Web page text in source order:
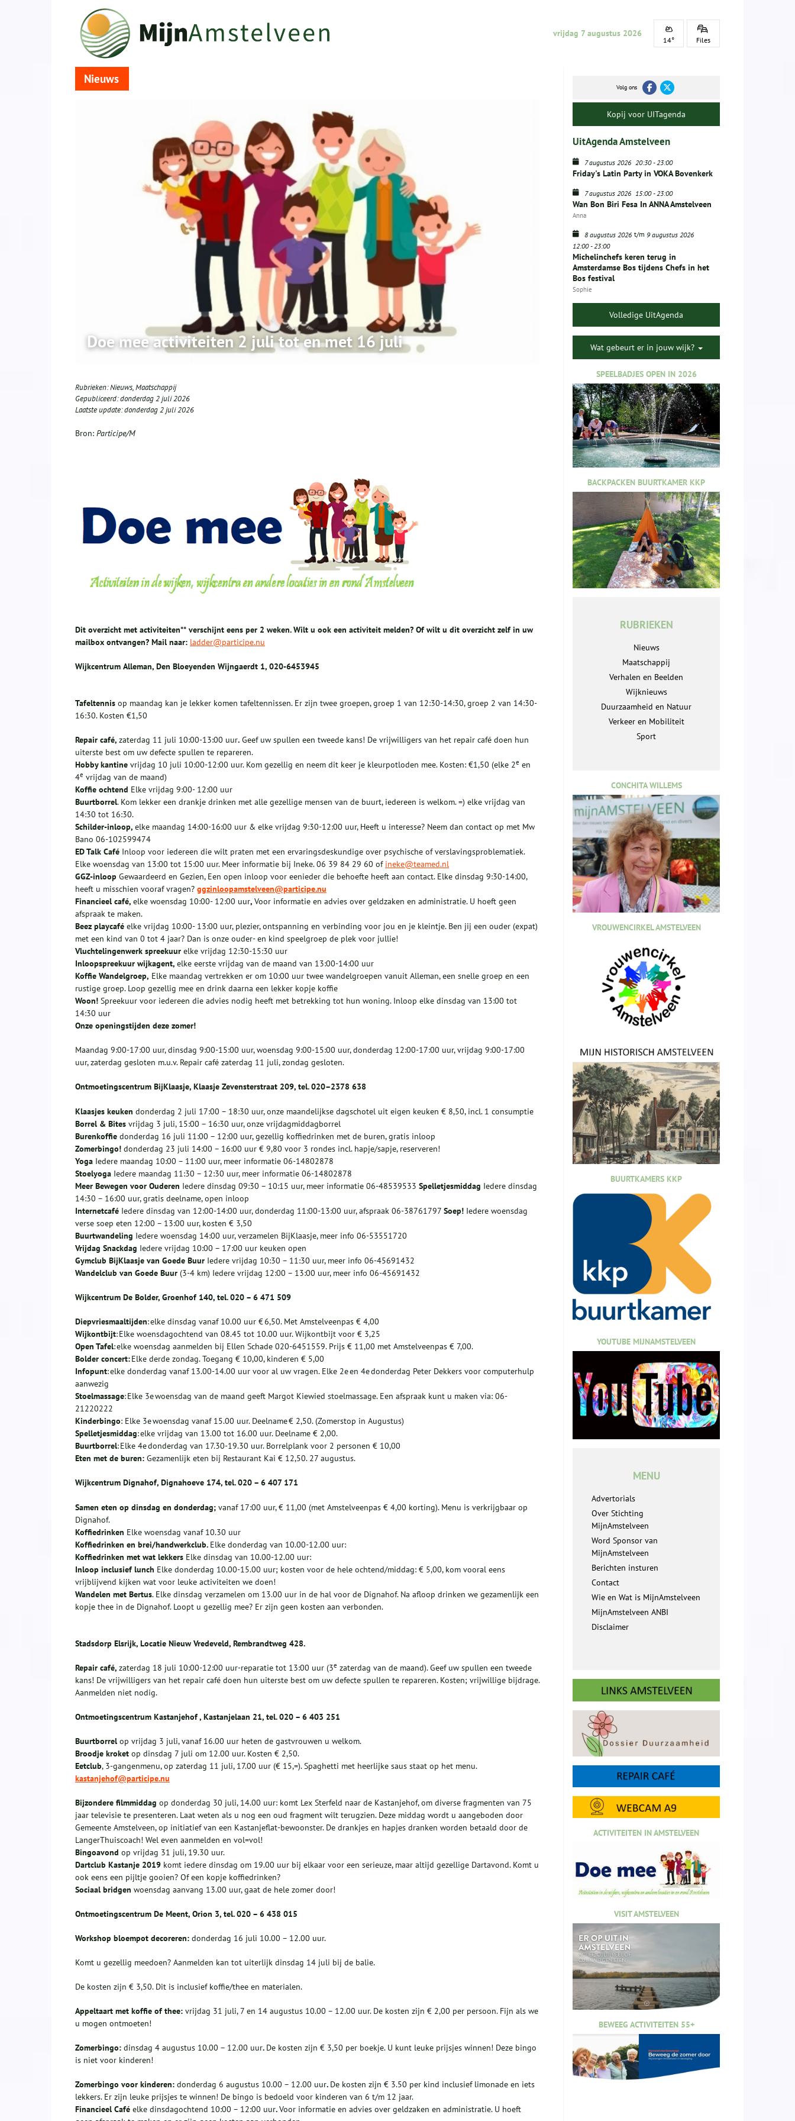
vrijdag 7 augustus 2026
14° Files
Nieuws
Doe mee activiteiten 2 juli tot en met 16 juli
Rubrieken:Nieuws,Maatschappij
Gepubliceerd:donderdag 2 juli 2026
Laatste update:donderdag 2 juli 2026
Bron: Participe/M
Dit overzicht met activiteiten** verschijnt eens per 2 weken. Wilt u ook een activiteit melden? Of wilt u dit overzicht zelf in uw
mailbox ontvangen? Mail naar: ladder@participe.nu
Wijkcentrum Alleman, Den Bloeyenden Wijngaerdt 1, 020-6453945
Tafeltennis op maandag kan je lekker komen tafeltennissen. Er zijn twee groepen, groep 1 van 12:30-14:30, groep 2 van 14:30-
16:30. Kosten €1,50
Repair café, zaterdag 11 juli 10:00-13:00 uur. Geef uw spullen een tweede kans! De vrijwilligers van het repair café doen hun
uiterste best om uw defecte spullen te repareren.
Hobby kantine vrijdag 10 juli 10:00-12:00 uur. Kom gezellig en neem dit keer je kleurpotloden mee. Kosten: €1,50 (elke 2e en
4e vrijdag van de maand)
Koffie ochtend Elke vrijdag 9:00- 12:00 uur
Buurtborrel. Kom lekker een drankje drinken met alle gezellige mensen van de buurt, iedereen is welkom. =) elke vrijdag van
14:30 tot 16:30.
Schilder-inloop, elke maandag 14:00-16:00 uur & elke vrijdag 9:30-12:00 uur, Heeft u interesse? Neem dan contact op met Mw
Bano 06-102599474
ED Talk Café Inloop voor iedereen die wilt praten met een ervaringsdeskundige over psychische of verslavingsproblematiek.
Elke woensdag van 13:00 tot 15:00 uur. Meer informatie bij Ineke. 06 39 84 29 60 of ineke@teamed.nl
GGZ-inloop Gewaardeerd en Gezien, Een open inloop voor eenieder die behoefte heeft aan contact. Elke dinsdag 9:30-14:00,
heeft u misschien vooraf vragen? ggzinloopamstelveen@participe.nu
Financieel café, elke woensdag 10:00- 12:00 uur, Voor informatie en advies over geldzaken en administratie. U hoeft geen
afspraak te maken.
Beez playcafé elke vrijdag 10:00- 13:00 uur, plezier, ontspanning en verbinding voor jou en je kleintje. Ben jij een ouder (expat)
met een kind van 0 tot 4 jaar? Dan is onze ouder- en kind speelgroep de plek voor jullie!
Vluchtelingenwerk spreekuur elke vrijdag 12:30-15:30 uur
Inloopspreekuur wijkagent, elke eerste vrijdag van de maand van 13:00-14:00 uur
Koffie Wandelgroep, Elke maandag vertrekken er om 10:00 uur twee wandelgroepen vanuit Alleman, een snelle groep en een
rustige groep. Loop gezellig mee en drink daarna een lekker kopje koffie
Woon! Spreekuur voor iedereen die advies nodig heeft met betrekking tot hun woning. Inloop elke dinsdag van 13:00 tot
14:30 uur
Onze openingstijden deze zomer!
Maandag 9:00-17:00 uur, dinsdag 9:00-15:00 uur, woensdag 9:00-15:00 uur, donderdag 12:00-17:00 uur, vrijdag 9:00-17:00
uur, zaterdag gesloten m.u.v. Repair café zaterdag 11 juli, zondag gesloten.
Ontmoetingscentrum BijKlaasje, Klaasje Zevensterstraat 209, tel. 020–2378 638
Klaasjes keuken donderdag 2 juli 17:00 – 18:30 uur, onze maandelijkse dagschotel uit eigen keuken € 8,50, incl. 1 consumptie
Borrel & Bites vrijdag 3 juli, 15:00 – 16:30 uur, onze vrijdagmiddagborrel
Burenkoffie donderdag 16 juli 11:00 – 12:00 uur, gezellig koffiedrinken met de buren, gratis inloop
Zomerbingo! donderdag 23 juli 14:00 – 16:00 uur € 9,80 voor 3 rondes incl. hapje/sapje, reserveren!
Yoga Iedere maandag 10:00 – 11:00 uur, meer informatie 06-14802878
Stoelyoga Iedere maandag 11:30 – 12:30 uur, meer informatie 06-14802878
Meer Bewegen voor Ouderen Iedere dinsdag 09:30 – 10:15 uur, meer informatie 06-48539533 Spelletjesmiddag Iedere dinsdag
14:30 – 16:00 uur, gratis deelname, open inloop
Internetcafé Iedere dinsdag van 12:00-14:00 uur, donderdag 11:00-13:00 uur, afspraak 06-38761797 Soep! Iedere woensdag
verse soep eten 12:00 – 13:00 uur, kosten € 3,50
Buurtwandeling Iedere woensdag 14:00 uur, verzamelen BijKlaasje, meer info 06-53551720
Vrijdag Snackdag Iedere vrijdag 10:00 – 17:00 uur keuken open
Gymclub BijKlaasje van Goede Buur Iedere vrijdag 10:30 – 11:30 uur, meer info 06-45691432
Wandelclub van Goede Buur (3-4 km) Iedere vrijdag 12:00 – 13:00 uur, meer info 06-45691432
Wijkcentrum De Bolder, Groenhof 140, tel. 020 – 6 471 509
Diepvriesmaaltijden: elke dinsdag vanaf 10.00 uur € 6,50. Met Amstelveenpas € 4,00
Wijkontbijt: Elke woensdagochtend van 08.45 tot 10.00 uur. Wijkontbijt voor € 3,25
Open Tafel: elke woensdag aanmelden bij Ellen Schade 020-6451559. Prijs € 11,00 met Amstelveenpas € 7,00.
Bolder concert:Elke derde zondag. Toegang € 10,00, kinderen € 5,00
Infopunt: elke donderdag vanaf 13.00-14.00 uur voor al uw vragen. Elke 2e en 4e donderdag Peter Dekkers voor computerhulp
aanwezig
Stoelmassage: Elke 3e woensdag van de maand geeft Margot Kiewied stoelmassage. Een afspraak kunt u maken via: 06-
21220222
Kinderbingo: Elke 3e woensdag vanaf 15.00 uur. Deelname € 2,50. (Zomerstop in Augustus)
Spelletjesmiddag: elke vrijdag van 13.00 tot 16.00 uur. Deelname € 2,00.
Buurtborrel: Elke 4e donderdag van 17.30-19.30 uur. Borrelplank voor 2 personen € 10,00
Eten met de buren: Gezamenlijk eten bij Restaurant Kai € 12,50. 27 augustus.
Wijkcentrum Dignahof, Dignahoeve 174, tel. 020 – 6 407 171
Samen eten op dinsdag en donderdag; vanaf 17:00 uur, € 11,00 (met Amstelveenpas € 4,00 korting). Menu is verkrijgbaar op
Dignahof.
Koffiedrinken Elke woensdag vanaf 10.30 uur
Koffiedrinken en brei/handwerkclub. Elke donderdag van 10.00-12.00 uur:
Koffiedrinken met wat lekkers Elke dinsdag van 10.00-12.00 uur:
Inloop inclusief lunch Elke donderdag 10.00-15.00 uur; kosten voor de hele ochtend/middag: € 5,00, kom vooral eens
vrijblijvend kijken wat voor leuke activiteiten we doen!
Wandelen met Bertus. Elke dinsdag verzamelen om 13.00 uur in de hal voor de Dignahof. Na afloop drinken we gezamenlijk een
kopje thee in de Dignahof. Loopt u gezellig mee? Er zijn geen kosten aan verbonden.
Stadsdorp Elsrijk, Locatie Nieuw Vredeveld, Rembrandtweg 428.
Repair café, zaterdag 18 juli 10:00-12:00 uur-reparatie tot 13:00 uur (3e zaterdag van de maand). Geef uw spullen een tweede
kans! De vrijwilligers van het repair café doen hun uiterste best om uw defecte spullen te repareren. Kosten; vrijwillige bijdrage.
Aanmelden niet nodig.
Ontmoetingscentrum Kastanjehof , Kastanjelaan 21, tel. 020 – 6 403 251
Buurtborrel op vrijdag 3 juli, vanaf 16.00 uur heten de gastvrouwen u welkom.
Broodje kroket op dinsdag 7 juli om 12.00 uur. Kosten € 2,50.
Eetclub, 3-gangenmenu, op zaterdag 11 juli, 17.00 uur (€ 15,=). Spaghetti met heerlijke saus staat op het menu.
kastanjehof@participe.nu
Bijzondere filmmiddag op donderdag 30 juli, 14.00 uur: komt Lex Sterfeld naar de Kastanjehof, om diverse fragmenten van 75
jaar televisie te presenteren. Laat weten als u nog een oud fragment wilt terugzien. Deze middag wordt u aangeboden door
Gemeente Amstelveen, op initiatief van een Kastanjeflat-bewoonster. De drankjes en hapjes dranken worden betaald door de
LangerThuiscoach! Wel even aanmelden en vol=vol!
Bingoavond op vrijdag 31 juli, 19.30 uur.
Dartclub Kastanje 2019 komt iedere dinsdag om 19.00 uur bij elkaar voor een serieuze, maar altijd gezellige Dartavond. Komt u
ook eens een pijltje gooien? Of een kopje koffiedrinken?
Sociaal bridgen woensdag aanvang 13.00 uur, gaat de hele zomer door!
Ontmoetingscentrum De Meent, Orion 3, tel. 020 – 6 438 015
Workshop bloempot decoreren: donderdag 16 juli 10.00 – 12.00 uur.
Komt u gezellig meedoen? Aanmelden kan tot uiterlijk dinsdag 14 juli bij de balie.
De kosten zijn € 3,50. Dit is inclusief koffie/thee en materialen.
Appeltaart met koffie of thee: vrijdag 31 juli, 7 en 14 augustus 10.00 – 12.00 uur. De kosten zijn € 2,00 per persoon. Fijn als we
u mogen ontmoeten!
Zomerbingo: dinsdag 4 augustus 10.00 – 12.00 uur. De kosten zijn € 3,50 per boekje. U kunt leuke prijsjes winnen! Deze bingo
is niet voor kinderen!
Zomerbingo voor kinderen: donderdag 6 augustus 10.00 – 12.00 uur. De kosten zijn € 3.50 per kind inclusief limonade en iets
lekkers. Er zijn leuke prijsjes te winnen! De bingo is bedoeld voor kinderen van 6 t/m 12 jaar.
Financieel Café elke dinsdagochtend 10:00 – 12:00 uur.Voor informatie en advies over geldzaken en administratie. U hoeft
Volg ons
Kopij voor UITagenda
UitAgenda Amstelveen
7 augustus 2026 20:30-23:00
Friday's Latin Party in VOKA Bovenkerk
7 augustus 2026 15:00-23:00
Wan Bon Biri Fesa In ANNA Amstelveen
Anna
8 augustus 2026 t/m 9 augustus 2026
12:00-23:00
Michelinchefs keren terug in
Amsterdamse Bos tijdens Chefs in het
Bos festival
Sophie
Volledige UitAgenda
Wat gebeurt er in jouw wijk?
SPEELBADJES OPEN IN 2026
BACKPACKEN BUURTKAMER KKP
RUBRIEKEN
Nieuws
Maatschappij
Verhalen en Beelden
Wijknieuws
Duurzaamheid en Natuur
Verkeer en Mobiliteit
Sport
CONCHITA WILLEMS
VROUWENCIRKEL AMSTELVEEN
BUURTKAMERS KKP
YOUTUBE MIJNAMSTELVEEN
MENU
Advertorials
Over Stichting
MijnAmstelveen
Word Sponsor van
MijnAmstelveen
Berichten insturen
Contact
Wie en Wat is MijnAmstelveen
MijnAmstelveen ANBI
Disclaimer
ACTIVITEITEN IN AMSTELVEEN
VISIT AMSTELVEEN
BEWEEG ACTIVITEITEN 55+